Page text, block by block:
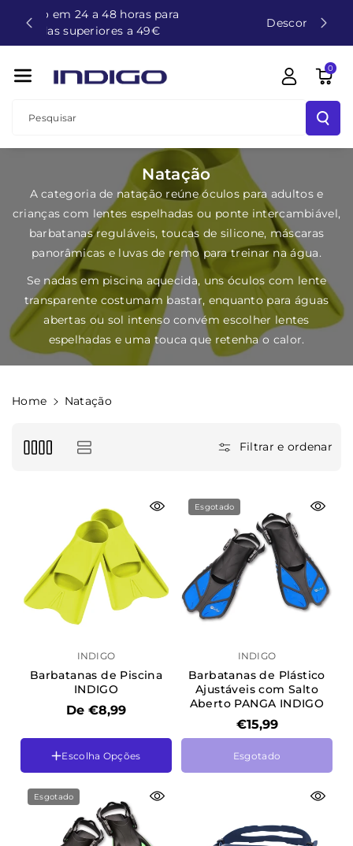
Conteúdo
Descontos para grupos
Pesquisar
0
C
o
l
e
ç
ã
o
:
Natação
A categoria de natação reúne óculos para adultos e
crianças com lentes espelhadas ou ponte intercambiável,
barbatanas reguláveis, toucas de silicone, máscaras
panorâmicas e luvas de remo para treinar na água.
Se nadas em piscina aquecida, uns óculos com lente
transparente costumam bastar, enquanto para águas
abertas ou sol intenso convém escolher lentes
espelhadas e uma touca que retenha o calor.
Home Natação
Filtrar e ordenar
INDIGO
Barbatanas de Piscina
INDIGO
De €8,99
Cor
Azul claro
Azul
Amarelo
Verde claro
Tamanho
28/29
32/33
34/35
36/37
38/39
40/41
Escolha Opções
Esgotado
INDIGO
Barbatanas de Plástico
Ajustáveis com Salto
Aberto PANGA INDIGO
€15,99
Tamanho
Esgotado
Esgotado